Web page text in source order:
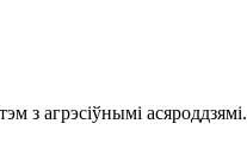
з агрэсіўнымі асяроддзямі.